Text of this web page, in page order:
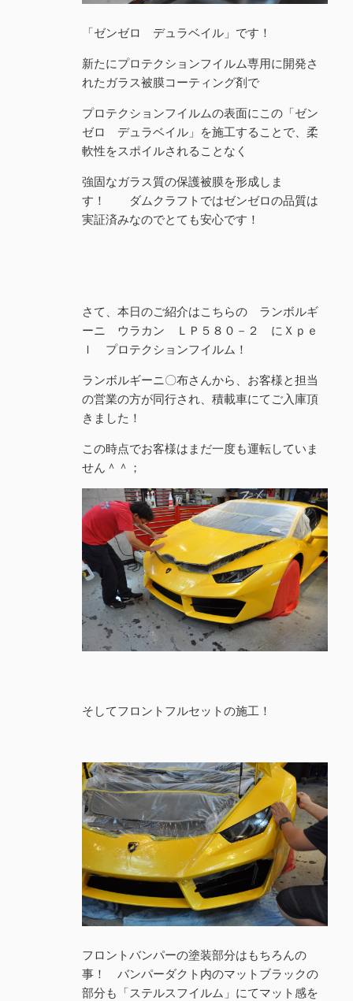
「ゼンゼロ デュラベイル」です！
新たにプロテクションフイルム専用に開発さ
れたガラス被膜コーティング剤で
プロテクションフイルムの表面にこの「ゼン
ゼロ デュラベイル」を施工することで、柔
軟性をスポイルされることなく
強固なガラス質の保護被膜を形成しま
す！ ダムクラフトではゼンゼロの品質は
実証済みなのでとても安心です！
さて、本日のご紹介はこちらの ランボルギ
ーニ ウラカン ＬＰ５８０－２ にＸｐｅ
ｌ プロテクションフイルム！
ランボルギーニ〇布さんから、お客様と担当
の営業の方が同行され、積載車にてご入庫頂
きました！
この時点でお客様はまだ一度も運転していま
せん＾＾；
そしてフロントフルセットの施工！
フロントバンパーの塗装部分はもちろんの
事！ バンパーダクト内のマットブラックの
部分も「ステルスフイルム」にてマット感を